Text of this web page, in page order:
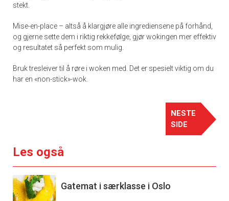
stekt.
Mise-en-place – altså å klargjøre alle ingrediensene på forhånd,
og gjerne sette dem i riktig rekkefølge, gjør wokingen mer effektiv
og resultatet så perfekt som mulig.
Bruk tresleiver til å røre i woken med. Det er spesielt viktig om du
har en «non-stick»-wok.
NESTE
SIDE
Les også
Gatemat i særklasse i Oslo